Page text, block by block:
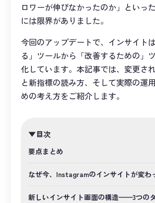
ロワーが伸びなかったのか」といっ
には限界がありました。
今回のアップデートで、インサイト
る」ツールから「改善するための」
化しています。本記事では、変更さ
と新指標の読み方、そして実際の運
めの考え方をご紹介します。
目次
要点まとめ
なぜ今、Instagramのインサイトが変わ
新しいインサイト画面の構造——3つの